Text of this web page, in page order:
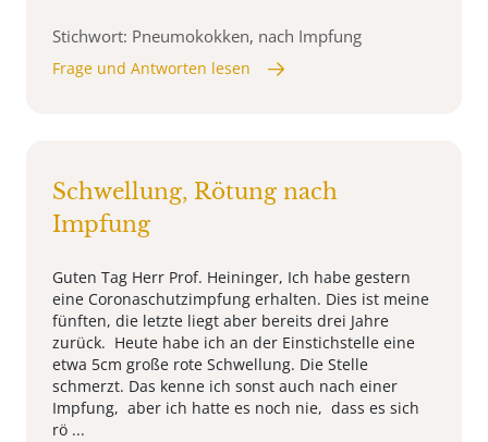
Stichwort: Pneumokokken, nach Impfung
Frage und Antworten lesen
Schwellung, Rötung nach
Impfung
Guten Tag Herr Prof. Heininger, Ich habe gestern
eine Coronaschutzimpfung erhalten. Dies ist meine
fünften, die letzte liegt aber bereits drei Jahre
zurück. Heute habe ich an der Einstichstelle eine
etwa 5cm große rote Schwellung. Die Stelle
schmerzt. Das kenne ich sonst auch nach einer
Impfung, aber ich hatte es noch nie, dass es sich
rö ...